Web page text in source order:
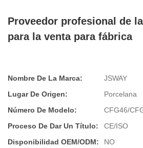
Proveedor profesional de
para la venta para fábrica
Nombre De La Marca:
JSWAY
Lugar De Origen:
Porcelana
Número De Modelo:
CFG46/
Proceso De Dar Un Título:
CE/ISO
Disponibilidad OEM/ODM:
NO